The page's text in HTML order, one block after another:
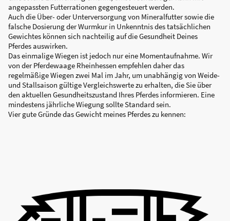
angepassten Futterrationen gegengesteuert werden.
Auch die Über- oder Unterversorgung von Mineralfutter sowie die
falsche Dosierung der Wurmkur in Unkenntnis des tatsächlichen
Gewichtes können sich nachteilig auf die Gesundheit Deines
Pferdes auswirken.
Das einmalige Wiegen ist jedoch nur eine Momentaufnahme. Wir
von der Pferdewaage Rheinhessen empfehlen daher das
regelmäßige Wiegen zwei Mal im Jahr, um unabhängig von Weide-
und Stallsaison gültige Vergleichswerte zu erhalten, die Sie über
den aktuellen Gesundheitszustand Ihres Pferdes informieren. Eine
mindestens jährliche Wiegung sollte Standard sein.
Vier gute Gründe das Gewicht meines Pferdes zu kennen: